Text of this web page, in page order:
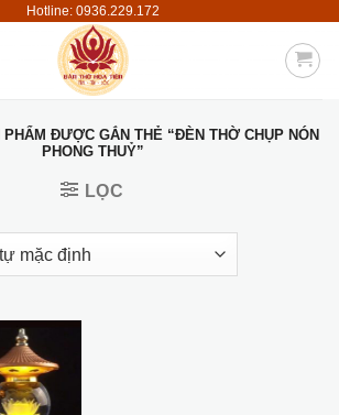
Hotline: 0936.229.172
PHẨM ĐƯỢC GẮN THẺ “ĐÈN THỜ CHỤP NÓN
PHONG THUỶ”
LỌC